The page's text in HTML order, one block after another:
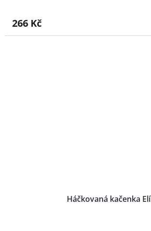
266 Kč
Háčkovaná kačenka Elí